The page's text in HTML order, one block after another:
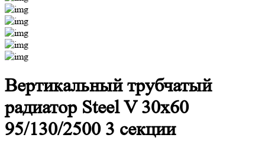
Вертикальный трубчатый
радиатор Steel V 30х60
95/130/2500 3 секции